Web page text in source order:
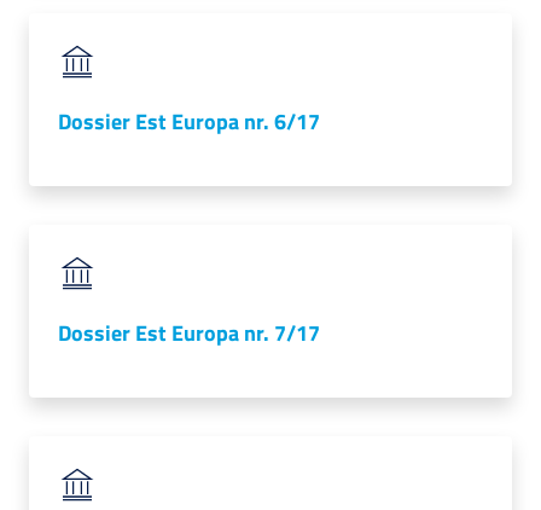
Dossier Est Europa nr. 6/17
Dossier Est Europa nr. 7/17